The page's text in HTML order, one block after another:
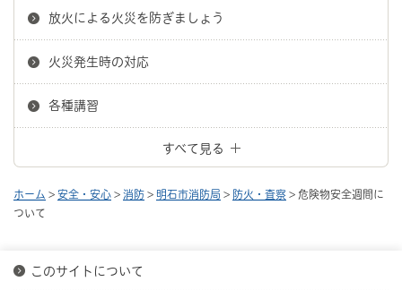
放火による火災を防ぎましょう
火災発生時の対応
各種講習
すべて見る
ホーム > 安全・安心 > 消防 > 明石市消防局 > 防火・査察 > 危険物安全週間に
ついて
このサイトについて